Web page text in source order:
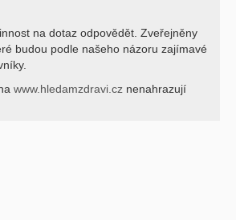
na dotaz odpovědět. Zveřejněny
budou podle našeho názoru zajímavé
www.hledamzdravi.cz nenahrazují